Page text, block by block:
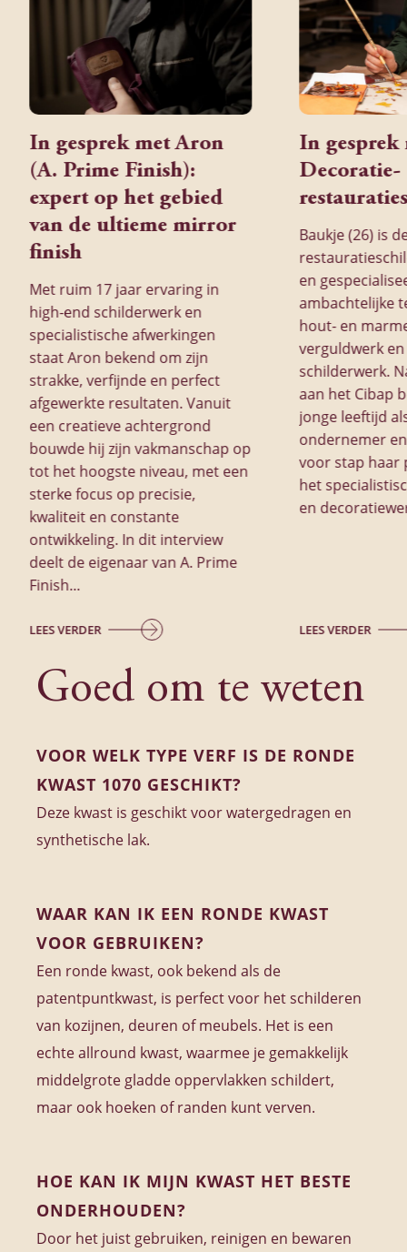
In gesprek met Aron
(A. Prime Finish):
expert op het gebied
van de ultieme mirror
finish
Met ruim 17 jaar ervaring in
high-end schilderwerk en
specialistische afwerkingen
staat Aron bekend om zijn
strakke, verfijnde en perfect
afgewerkte resultaten. Vanuit
een creatieve achtergrond
bouwde hij zijn vakmanschap op
tot het hoogste niveau, met een
sterke focus op precisie,
kwaliteit en constante
ontwikkeling. In dit interview
deelt de eigenaar van A. Prime
Finish...
LEES VERDER
In gesprek
Decoratie-
Baukje (26) is
en
ambachtelijke
hout- en
verguldwerk
schilderwerk.
aan het Cibap
jonge leeftijd
ondernemer
voor stap haar
het
en
LEES VERDER
Goed om te weten
VOOR WELK TYPE VERF IS DE RONDE
KWAST 1070 GESCHIKT?
Deze kwast is geschikt voor watergedragen en
synthetische lak.
WAAR KAN IK EEN RONDE KWAST
VOOR GEBRUIKEN?
Een ronde kwast, ook bekend als de
patentpuntkwast, is perfect voor het schilderen
van kozijnen, deuren of meubels. Het is een
echte allround kwast, waarmee je gemakkelijk
middelgrote gladde oppervlakken schildert,
maar ook hoeken of randen kunt verven.
HOE KAN IK MIJN KWAST HET BESTE
ONDERHOUDEN?
Door het juist gebruiken, reinigen en bewaren